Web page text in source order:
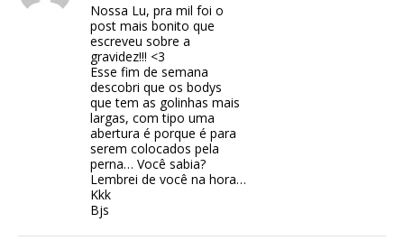
Nossa Lu, pra mil foi o
post mais bonito que
escreveu sobre a
gravidez!!! <3
Esse fim de semana
descobri que os bodys
que tem as golinhas mais
largas, com tipo uma
abertura é porque é para
serem colocados pela
perna… Você sabia?
Lembrei de você na hora…
Kkk
Bjs